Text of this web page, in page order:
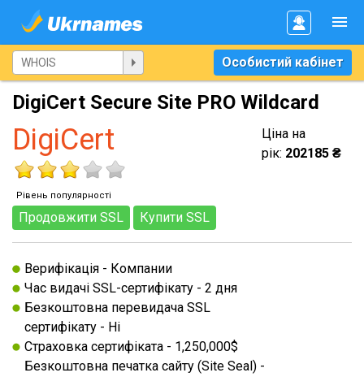
Особистий кабінет
DigiCert Secure Site PRO Wildcard
DigiCert
Рівень популярності
Ціна на
рік: 202185 ₴
Продовжити SSL Купити SSL
Верифікація - Компании
Час видачі SSL-сертифікату - 2 дня
Безкоштовна перевидача SSL
сертифікату - Нi
Страховка сертифіката - 1,250,000$
Безкоштовна печатка сайту (Site Seal) -